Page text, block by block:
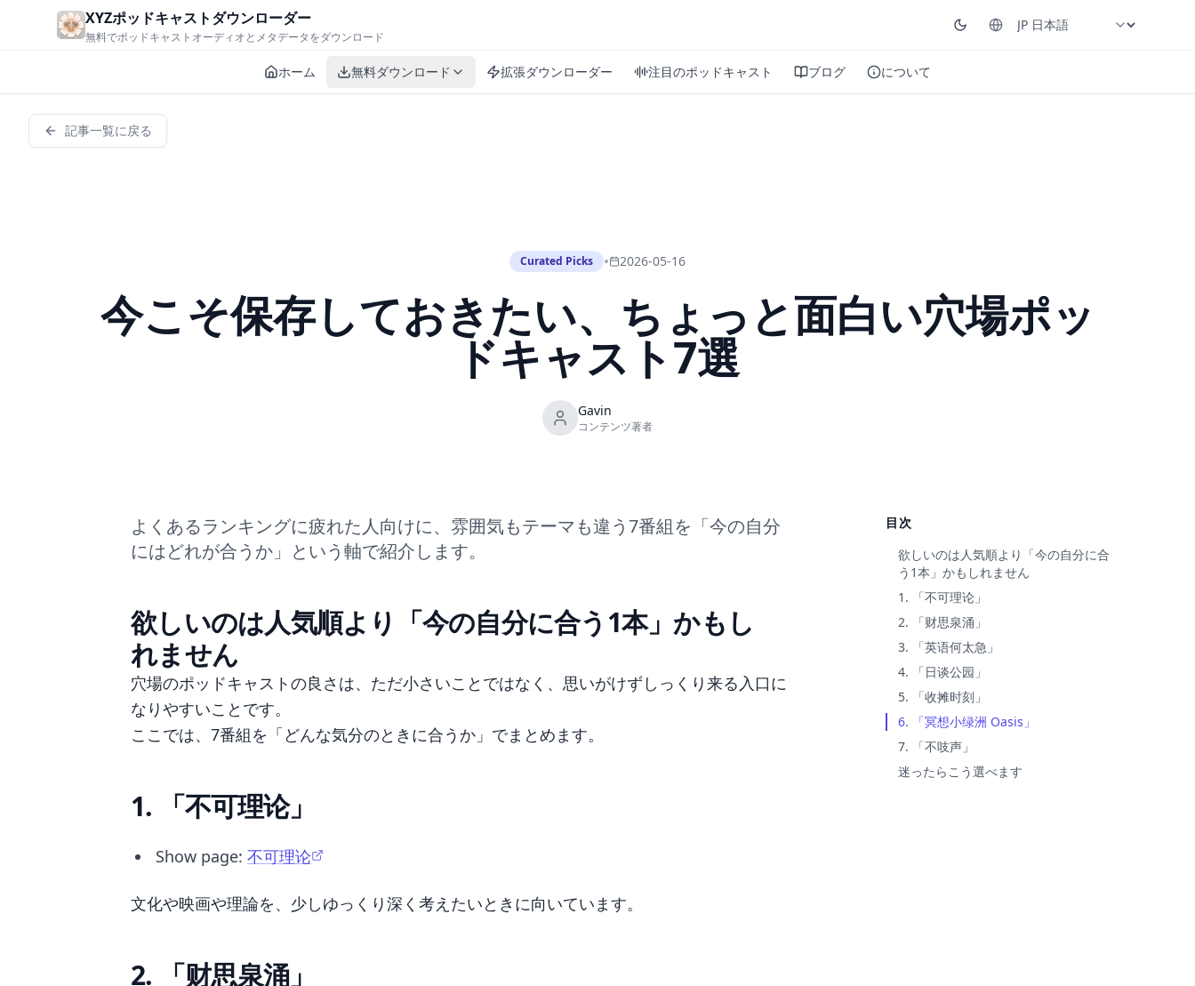
Skip to main contentXYZポッドキャストダウンローダー
無料でポッドキャストオーディオとメタデータをダウンロード
ホーム 無料ダウンロード 拡張ダウンローダー 注目のポッドキャスト ブログ について
記事一覧に戻る
Curated Picks • 2026-05-16
今こそ保存しておきたい、ちょっと面白い穴場ポッ
ドキャスト7選
Gavin
コンテンツ著者
よくあるランキングに疲れた人向けに、雰囲気もテーマも違う7番組を「今の自分
にはどれが合うか」という軸で紹介します。
欲しいのは人気順より「今の自分に合う1本」かもし
れません
穴場のポッドキャストの良さは、ただ小さいことではなく、思いがけずしっくり来る入口に
なりやすいことです。
ここでは、7番組を「どんな気分のときに合うか」でまとめます。
1. 「不可理论」
Show page: 不可理论
文化や映画や理論を、少しゆっくり深く考えたいときに向いています。
2. 「财思泉涌」
目次
欲しいのは人気順より「今の自分に合
う1本」かもしれません
1. 「不可理论」
2. 「财思泉涌」
3. 「英语何太急」
4. 「日谈公园」
5. 「收摊时刻」
6. 「冥想小绿洲 Oasis」
7. 「不吱声」
迷ったらこう選べます